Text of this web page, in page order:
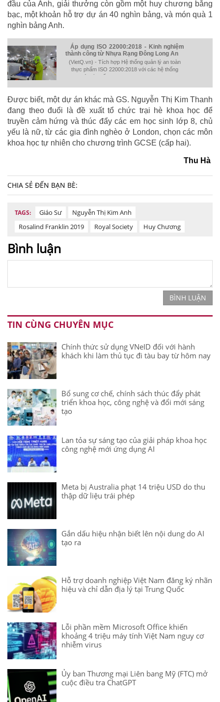
đầu của Anh, giải thưởng còn gồm một huy chương bằng
bạc, một khoản hỗ trợ dự án 40 nghìn bảng, và món quà 1
nghìn bảng Anh.
Áp dụng ISO 22000:2018 - Kinh nghiệm
thành công từ Nhựa Rạng Đông Long An
(VietQ.vn) - Tích hợp Hệ thống quản lý an toàn
thực phẩm ISO 22000:2018 với các hệ thống
quản lý chất lượng ISO 9001:2015, ISO
Được biết, một dự án khác mà GS. Nguyễn Thị Kim Thanh
đang theo đuổi là đề xuất tổ chức trại hè khoa học để
truyền cảm hứng và thúc đẩy các em học sinh lớp 8, chủ
yếu là nữ, từ các gia đình nghèo ở London, chọn các môn
khoa học tự nhiên cho chương trình GCSE (cấp hai).
Thu Hà
CHIA SẺ ĐẾN BẠN BÈ:
TAGS: Giáo Sư
Nguyễn Thị Kim Anh
Rosalind Franklin 2019
Royal Society Huy Chương
Bình luận
BÌNH LUẬN
TIN CÙNG CHUYÊN MỤC
Chính thức sử dụng VNeID đối với hành
khách khi làm thủ tục đi tàu bay từ hôm nay
Bổ sung cơ chế, chính sách thúc đẩy phát
triển khoa học, công nghệ và đổi mới sáng
tạo
Lan tỏa sự sáng tạo của giải pháp khoa học
công nghệ mới ứng dụng AI
Meta bị Australia phạt 14 triệu USD do thu
thập dữ liệu trái phép
Gắn dấu hiệu nhận biết lên nội dung do AI
tạo ra
Hỗ trợ doanh nghiệp Việt Nam đăng ký nhãn
hiệu và chỉ dẫn địa lý tại Trung Quốc
Lỗi phần mềm Microsoft Office khiến
khoảng 4 triệu máy tính Việt Nam nguy cơ
nhiễm virus
Ủy ban Thương mại Liên bang Mỹ (FTC) mở
cuộc điều tra ChatGPT